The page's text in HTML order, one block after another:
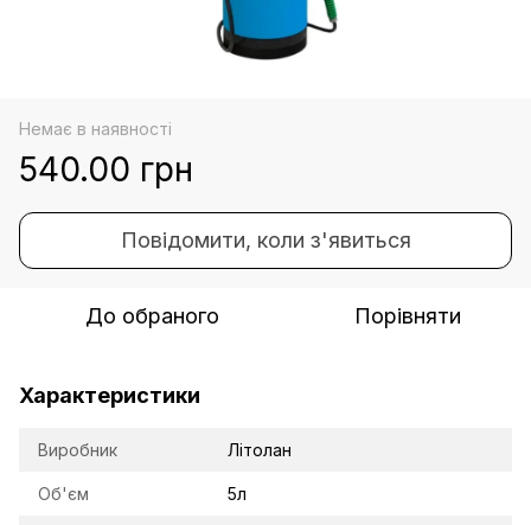
Немає в наявності
540.00 грн
Повідомити, коли з'явиться
До обраного Порівняти
Характеристики
Виробник Літолан
Об'єм 5л